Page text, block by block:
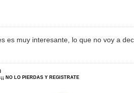
es muy interesante, lo que no voy a
¡¡ NO LO PIERDAS Y REGISTRATE